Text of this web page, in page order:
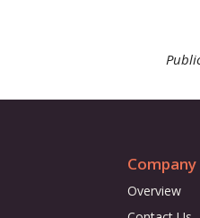
Company
Overview